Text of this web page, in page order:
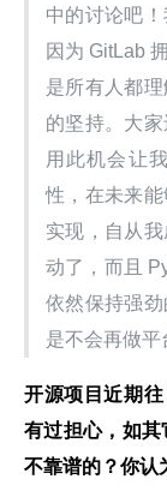
中的讨论吧
因为 GitLab
是所有人都
的坚持。大
用此机会让
性，在未来
实现，自从
动了，而且
依然保持强
是不会再做平
开源项目近期
有过担心，如其
不靠谱的？你认